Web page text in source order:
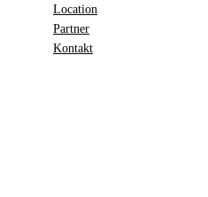
Location
Partner
Kontakt